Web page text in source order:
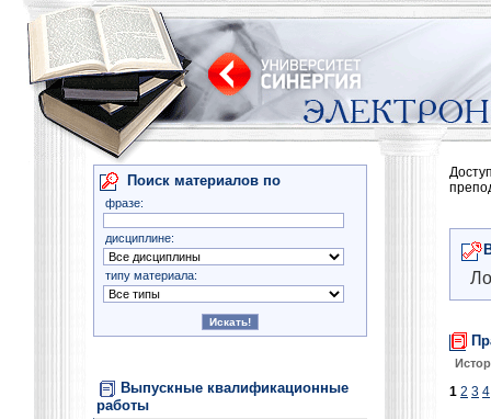
Поиск материалов по
фразе:
дисциплине:
типу материала:
Выпускные квалификационные
работы
1 2 3 4